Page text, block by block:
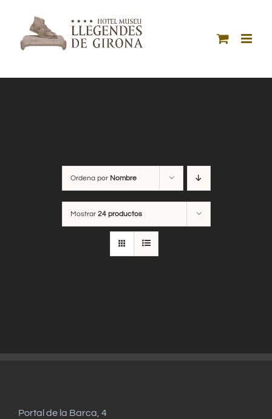
contenido
Ordena por Nombre
Mostrar 24 productos
Portal de la Barca, 4